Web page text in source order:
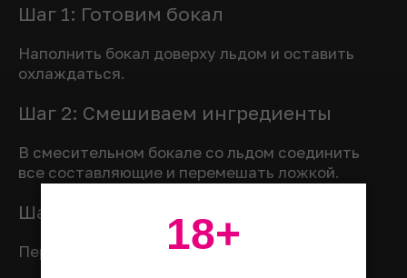
Шаг 1: Готовим бокал
Наполнить бокал доверху льдом и оставить
охлаждаться.
Шаг 2: Смешиваем ингредиенты
В смесительном бокале со льдом соединить
все составляющие и перемешать ложкой.
Шаг 3: Переливаем коктейль
Перелить коктейль в бокал через стрейнер.
18+